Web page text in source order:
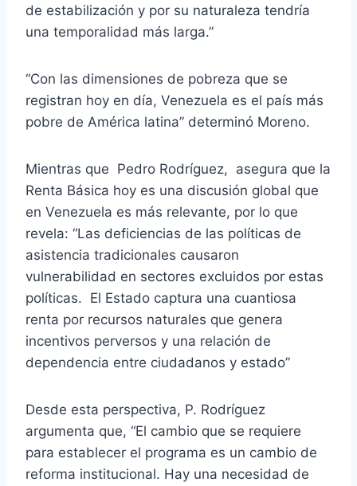
de estabilización y por su naturaleza tendría
una temporalidad más larga.”
“Con las dimensiones de pobreza que se
registran hoy en día, Venezuela es el país más
pobre de América latina” determinó Moreno.
Mientras que Pedro Rodríguez, asegura que la
Renta Básica hoy es una discusión global que
en Venezuela es más relevante, por lo que
revela: “Las deficiencias de las políticas de
asistencia tradicionales causaron
vulnerabilidad en sectores excluidos por estas
políticas. El Estado captura una cuantiosa
renta por recursos naturales que genera
incentivos perversos y una relación de
dependencia entre ciudadanos y estado”
Desde esta perspectiva, P. Rodríguez
argumenta que, “El cambio que se requiere
para establecer el programa es un cambio de
reforma institucional. Hay una necesidad de